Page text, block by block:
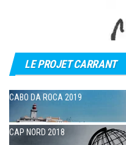
LE PROJET CARRANT
CABO DA ROCA 2019
CAP NORD 2018